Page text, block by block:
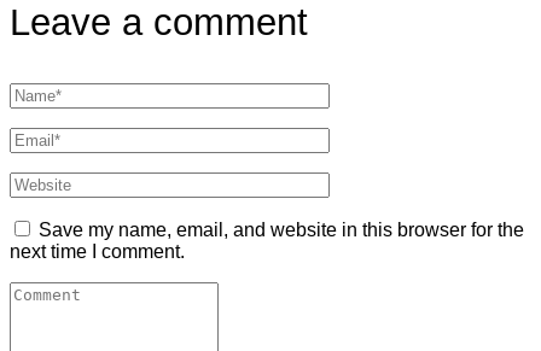
Leave a comment
Save my name, email, and website in this browser for the
next time I comment.